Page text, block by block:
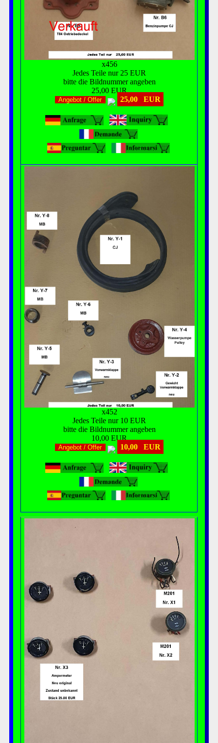
x456
Jedes Teile nur 25 EUR
bitte die Bildnummer angeben
25,00 EUR
Angebot / Offer 25,00 EUR
x452
Jedes Teile nur 10 EUR
bitte die Bildnummer angeben
10,00 EUR
Angebot / Offer 10,00 EUR